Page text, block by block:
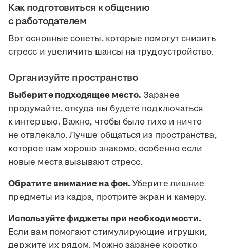
Как подготовиться к общению
с работодателем
Вот основные советы, которые помогут снизить
стресс и увеличить шансы на трудоустройство.
Организуйте пространство
Выберите подходящее место. Заранее
продумайте, откуда вы будете подключаться
к интервью. Важно, чтобы было тихо и ничто
не отвлекало. Лучше общаться из пространства,
которое вам хорошо знакомо, особенно если
новые места вызывают стресс.
Обратите внимание на фон. Уберите лишние
предметы из кадра, протрите экран и камеру.
Используйте фиджеты при необходимости.
Если вам помогают стимулирующие игрушки,